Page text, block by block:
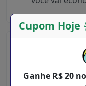
Cupom Hoje
Ganhe R$ 20
Como
Aqui no site do